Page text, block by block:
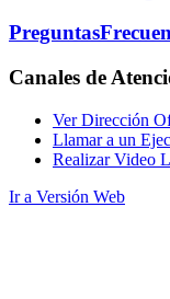
Preguntas
Canales de
Ver Dirección
Llamar a un
Realizar Video
Ir a Versión Web